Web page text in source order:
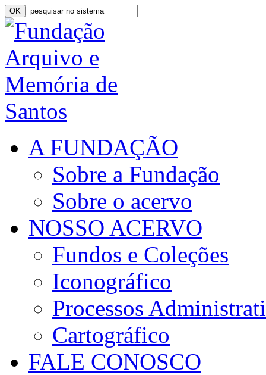
A FUNDAÇÃO
Sobre a Fundação
Sobre o acervo
NOSSO ACERVO
Fundos e Coleções
Iconográfico
Processos
Cartográfico
FALE CONOSCO